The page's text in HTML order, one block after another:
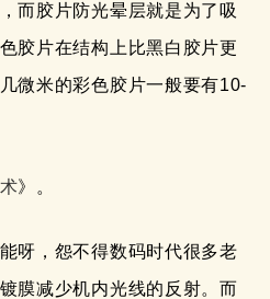
而胶片防光晕层就是为了吸
胶片在结构上比黑白胶片更
微米的彩色胶片一般要有10-
》。
呀，怨不得数码时代很多老
膜减少机内光线的反射。而